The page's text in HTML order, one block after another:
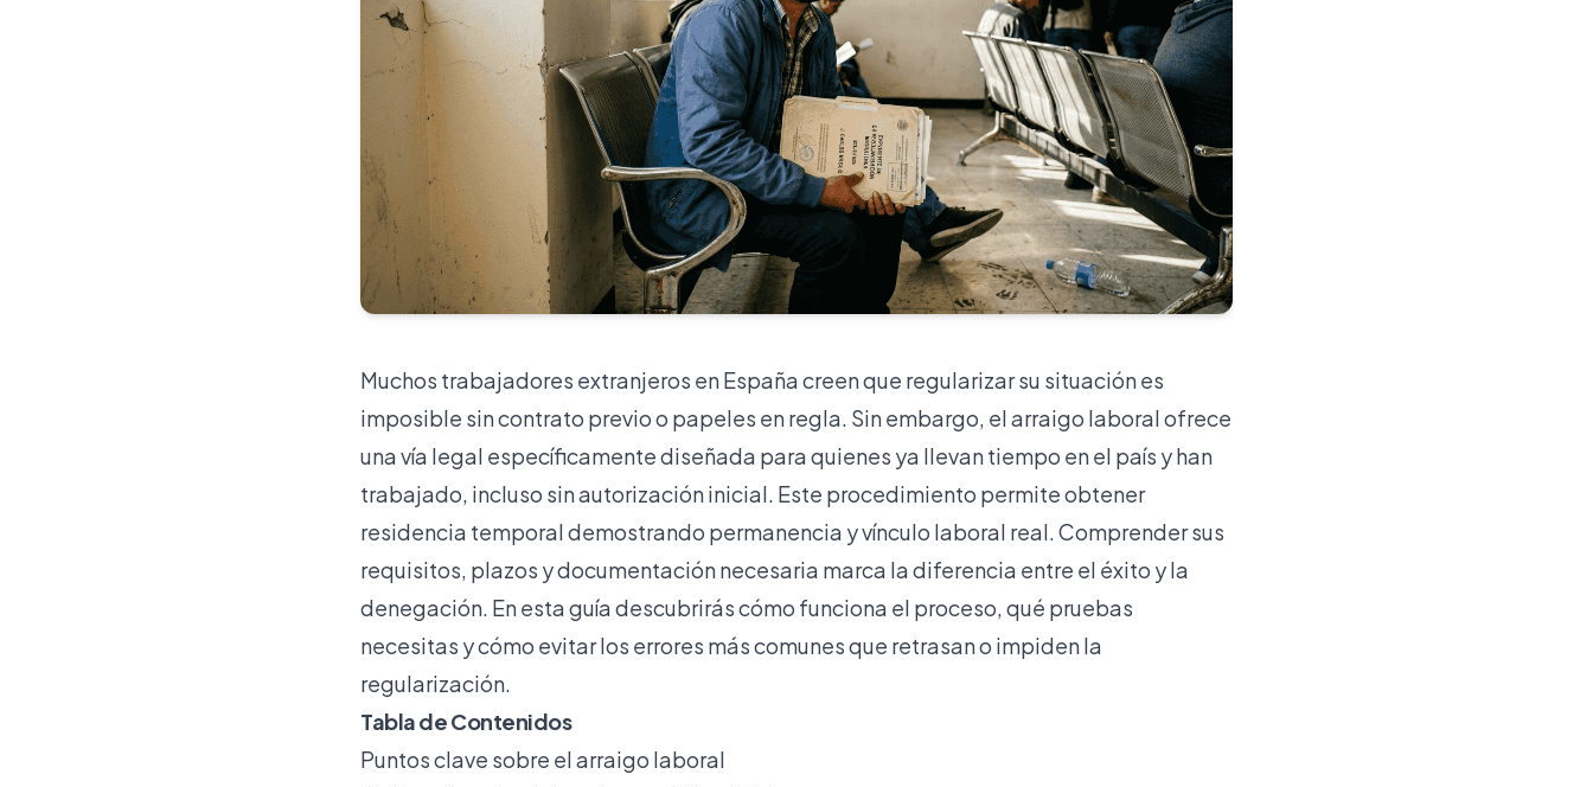
Muchos trabajadores extranjeros en España creen que regularizar su situación es
imposible sin contrato previo o papeles en regla. Sin embargo, el arraigo laboral ofrece
una vía legal específicamente diseñada para quienes ya llevan tiempo en el país y han
trabajado, incluso sin autorización inicial. Este procedimiento permite obtener
residencia temporal demostrando permanencia y vínculo laboral real. Comprender sus
requisitos, plazos y documentación necesaria marca la diferencia entre el éxito y la
denegación. En esta guía descubrirás cómo funciona el proceso, qué pruebas
necesitas y cómo evitar los errores más comunes que retrasan o impiden la
regularización.
Tabla de Contenidos
Puntos clave sobre el arraigo laboral